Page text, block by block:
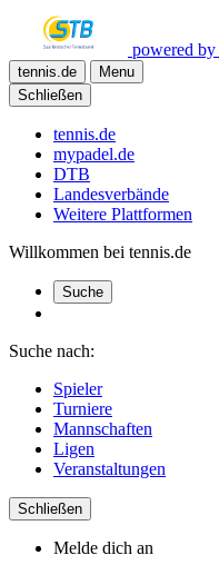
powered by
tennis.de
Menu
Schließen
tennis.de
mypadel.de
DTB
Landesverbände
Weitere Plattformen
Willkommen bei tennis.de
Suche
Suche nach:
Spieler
Turniere
Mannschaften
Ligen
Veranstaltungen
Schließen
Melde dich an